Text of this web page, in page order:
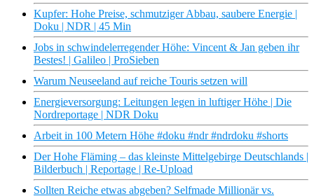
Kupfer: Hohe Preise, schmutziger Abbau, saubere Energie |
Doku | NDR | 45 Min
Jobs in schwindelerregender Höhe: Vincent & Jan geben ihr
Bestes! | Galileo | ProSieben
Warum Neuseeland auf reiche Touris setzen will
Energieversorgung: Leitungen legen in luftiger Höhe | Die
Nordreportage | NDR Doku
Arbeit in 100 Metern Höhe #doku #ndr #ndrdoku #shorts
Der Hohe Fläming – das kleinste Mittelgebirge Deutschlands |
Bilderbuch | Reportage | Re-Upload
Sollten Reiche etwas abgeben? Selfmade Millionär vs.